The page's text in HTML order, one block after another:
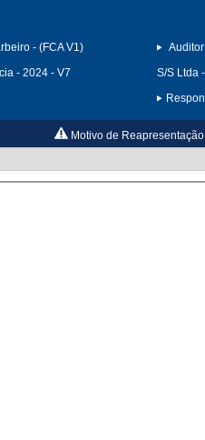
- (FCA V1)
- 2024 - V7
S/S Ltda
Motivo de